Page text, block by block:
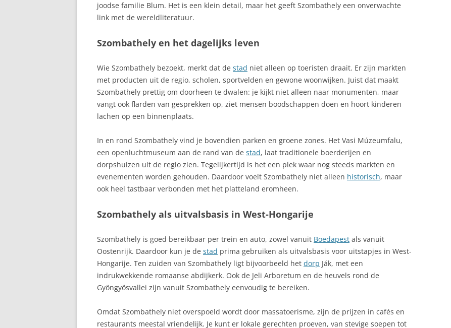
joodse familie Blum. Het is een klein detail, maar het geeft Szombathely een onverwachte
link met de wereldliteratuur.
Szombathely en het dagelijks leven
Wie Szombathely bezoekt, merkt dat de stad niet alleen op toeristen draait. Er zijn markten
met producten uit de regio, scholen, sportvelden en gewone woonwijken. Juist dat maakt
Szombathely prettig om doorheen te dwalen: je kijkt niet alleen naar monumenten, maar
vangt ook flarden van gesprekken op, ziet mensen boodschappen doen en hoort kinderen
lachen op een binnenplaats.
In en rond Szombathely vind je bovendien parken en groene zones. Het Vasi Múzeumfalu,
een openluchtmuseum aan de rand van de stad, laat traditionele boerderijen en
dorpshuizen uit de regio zien. Tegelijkertijd is het een plek waar nog steeds markten en
evenementen worden gehouden. Daardoor voelt Szombathely niet alleen historisch, maar
ook heel tastbaar verbonden met het platteland eromheen.
Szombathely als uitvalsbasis in West-Hongarije
Szombathely is goed bereikbaar per trein en auto, zowel vanuit Boedapest als vanuit
Oostenrijk. Daardoor kun je de stad prima gebruiken als uitvalsbasis voor uitstapjes in West-
Hongarije. Ten zuiden van Szombathely ligt bijvoorbeeld het dorp Ják, met een
indrukwekkende romaanse abdijkerk. Ook de Jeli Arboretum en de heuvels rond de
Gyöngyösvallei zijn vanuit Szombathely eenvoudig te bereiken.
Omdat Szombathely niet overspoeld wordt door massatoerisme, zijn de prijzen in cafés en
restaurants meestal vriendelijk. Je kunt er lokale gerechten proeven, van stevige soepen tot